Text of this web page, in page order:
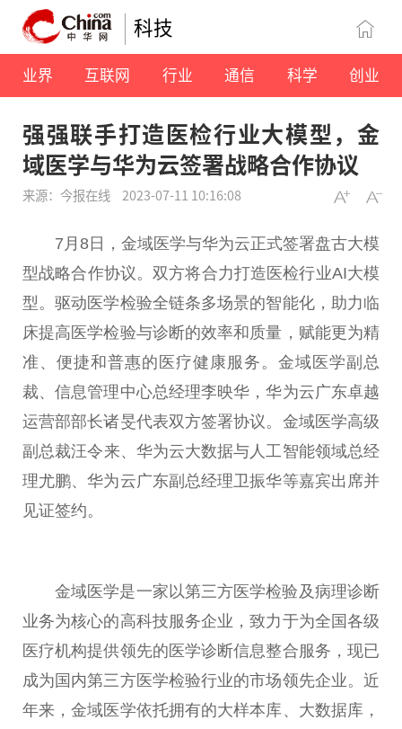
科技
业界 互联网 行业 通信 科学 创业
强强联手打造医检行业大模型，金
域医学与华为云签署战略合作协议
来源：今报在线 2023-07-11 10:16:08
7月8日，金域医学与华为云正式签署盘古大模
型战略合作协议。双方将合力打造医检行业AI大模
型。驱动医学检验全链条多场景的智能化，助力临
床提高医学检验与诊断的效率和质量，赋能更为精
准、便捷和普惠的医疗健康服务。金域医学副 总
裁、信息管理中心总经理李映华，华为云广东卓越
运营部部长诸旻代表双方签署协议。金域医学高级
副 总裁汪令来、华为云大数据与人工智能领域总经
理尤鹏、华为云广东副 总经理卫振华等嘉宾出席并
见证签约。
金域医学是一家以第三方医学检验及病理诊断
业务为核心的高科技服务企业，致力于为全国各级
医疗机构提供领先的医学诊断信息整合服务，现已
成为国内第三方医学检验行业的市场领先企业。 近
年来，金域医学依托拥有的大样本库、大数据库，